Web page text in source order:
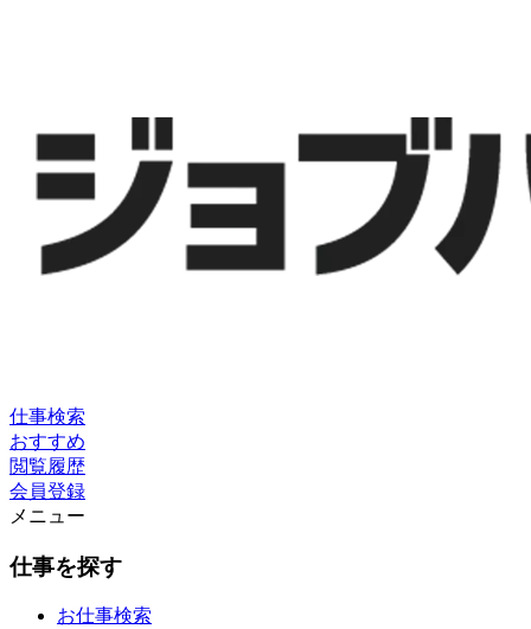
仕事検索
おすすめ
閲覧履歴
会員登録
メニュー
仕事を探す
お仕事検索